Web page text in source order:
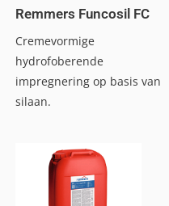
Remmers Funcosil FC
Cremevormige
hydrofoberende
impregnering op basis van
silaan.